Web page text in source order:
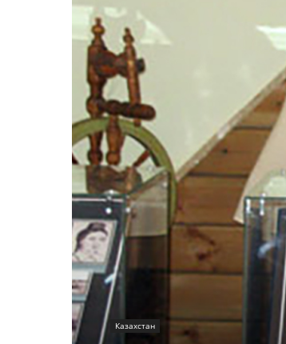
Казахстан